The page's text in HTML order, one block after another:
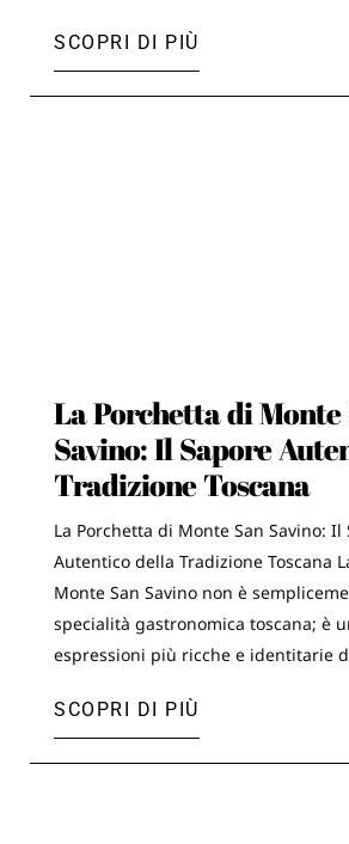
SCOPRI DI PIÙ
La Porchetta di Monte
Savino: Il Sapore
Tradizione Toscana
La Porchetta di Monte San Savino: Il
Autentico della Tradizione Toscana
Monte San Savino non è
specialità gastronomica toscana; è
espressioni più ricche e identitarie
SCOPRI DI PIÙ